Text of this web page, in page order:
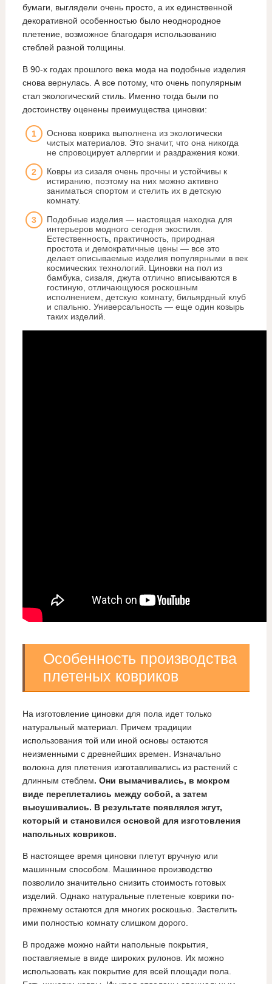
бумаги, выглядели очень просто, а их единственной
декоративной особенностью было неоднородное
плетение, возможное благодаря использованию
стеблей разной толщины.
В 90-х годах прошлого века мода на подобные изделия
снова вернулась. А все потому, что очень популярным
стал экологический стиль. Именно тогда были по
достоинству оценены преимущества циновки:
Основа коврика выполнена из экологически
чистых материалов. Это значит, что она никогда
не спровоцирует аллергии и раздражения кожи.
Ковры из сизаля очень прочны и устойчивы к
истиранию, поэтому на них можно активно
заниматься спортом и стелить их в детскую
комнату.
Подобные изделия — настоящая находка для
интерьеров модного сегодня экостиля.
Естественность, практичность, природная
простота и демократичные цены — все это
делает описываемые изделия популярными в век
космических технологий. Циновки на пол из
бамбука, сизаля, джута отлично вписываются в
гостиную, отличающуюся роскошным
исполнением, детскую комнату, бильярдный клуб
и спальню. Универсальность — еще один козырь
таких изделий.
Особенность производства
плетеных ковриков
На изготовление циновки для пола идет только
натуральный материал. Причем традиции
использования той или иной основы остаются
неизменными с древнейших времен. Изначально
волокна для плетения изготавливались из растений с
длинным стеблем. Они вымачивались, в мокром
виде переплетались между собой, а затем
высушивались. В результате появлялся жгут,
который и становился основой для изготовления
напольных ковриков.
В настоящее время циновки плетут вручную или
машинным способом. Машинное производство
позволило значительно снизить стоимость готовых
изделий. Однако натуральные плетеные коврики по-
прежнему остаются для многих роскошью. Застелить
ими полностью комнату слишком дорого.
В продаже можно найти напольные покрытия,
поставляемые в виде широких рулонов. Их можно
использовать как покрытие для всей площади пола.